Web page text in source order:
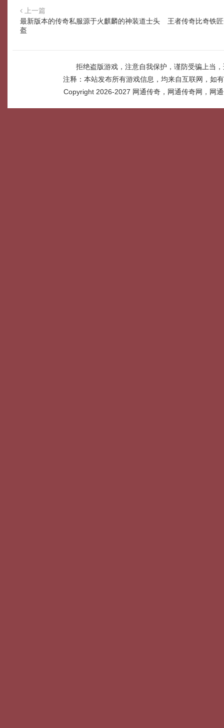
上一篇
最新版本的传奇私服源于火麒麟的神装道士头
盔
王者传奇比奇铁
拒绝盗版游戏，注意自我保护，谨防受骗上当
注释：本站发布所有游戏信息，均来自互联网，如
Copyright 2026-2027 网通传奇，网通传奇网，网